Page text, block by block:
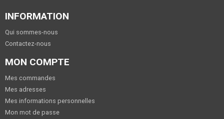
INFORMATION
Qui sommes-nous
Contactez-nous
MON COMPTE
Mes commandes
Mes adresses
Mes informations personnelles
Mon mot de passe